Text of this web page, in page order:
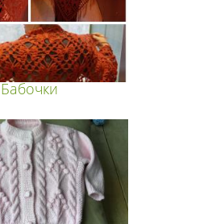
Бабочки